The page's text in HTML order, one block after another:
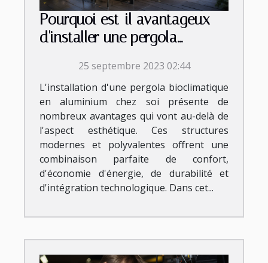
Pourquoi est-il avantageux
d'installer une pergola
25 septembre 2023 02:44
L'installation d'une pergola bioclimatique
en aluminium chez soi présente de
nombreux avantages qui vont au-delà de
l'aspect esthétique. Ces structures
modernes et polyvalentes offrent une
combinaison parfaite de confort,
d'économie d'énergie, de durabilité et
d'intégration technologique. Dans cet...